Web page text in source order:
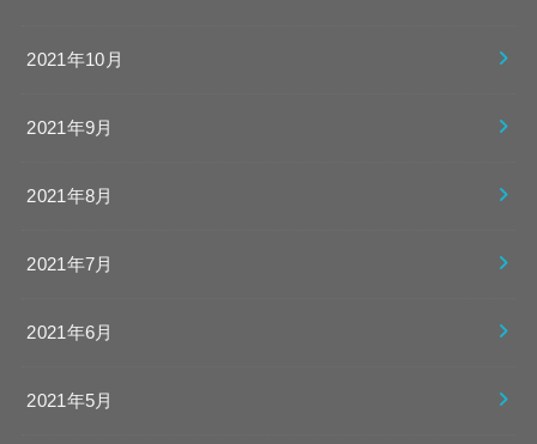
2021年10月
2021年9月
2021年8月
2021年7月
2021年6月
2021年5月